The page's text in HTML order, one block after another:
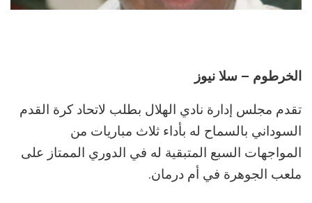
الخرطوم – سلا نيوز
تقدم مجلس إدارة نادي الهلال بطلب لاتحاد كرة القدم
السوداني بالسماح له بأداء ثلاث مباريات من
المواجهات السبع المتبقية له في الدوري الممتاز على
ملعب الجوهرة في أم درمان.